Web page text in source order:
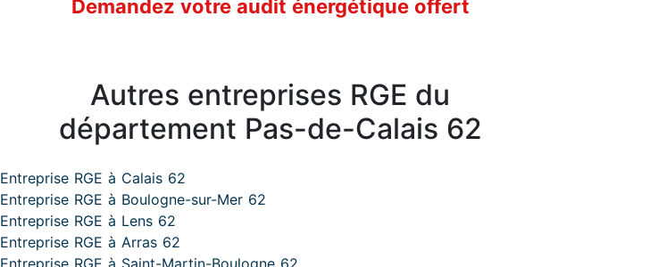
Demandez votre audit énergétique offert
Autres entreprises RGE du
département Pas-de-Calais 62
Entreprise RGE à Calais 62
Entreprise RGE à Boulogne-sur-Mer 62
Entreprise RGE à Lens 62
Entreprise RGE à Arras 62
Entreprise RGE à Saint-Martin-Boulogne 62